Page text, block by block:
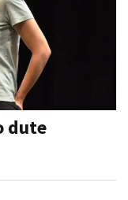
dute